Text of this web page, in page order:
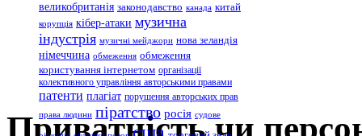
великобританія законодавство канада китай
корупція кібер-атаки музична
індустрія музичні мейджори нова зеландія
німеччина обмеження обмеження
користування інтернетом організації
колективного управління авторськими правами
патенти плагіат порушення авторських прав
права людини піратство росія судове